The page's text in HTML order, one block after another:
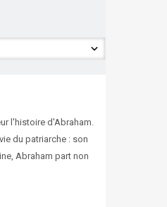
l'histoire d'Abraham.
du patriarche : son
Abraham part non